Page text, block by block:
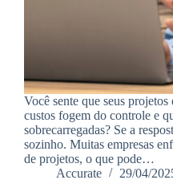
Você sente que seus projetos
custos fogem do controle e
sobrecarregadas? Se a
sozinho. Muitas empresas
de projetos, o que pode…
Accurate
29/04/